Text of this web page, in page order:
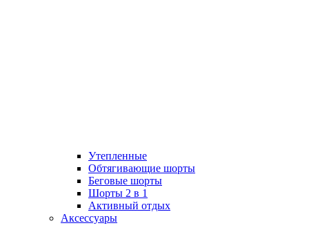
Утепленные
Обтягивающие шорты
Беговые шорты
Шорты 2 в 1
Активный отдых
Аксессуары